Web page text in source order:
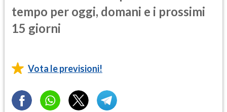
tempo per oggi, domani e i prossimi
15 giorni
Vota le previsioni!